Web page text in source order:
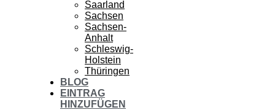
Saarland
Sachsen
Sachsen-
Anhalt
Schleswig-
Holstein
Thüringen
BLOG
EINTRAG
HINZUFÜGEN